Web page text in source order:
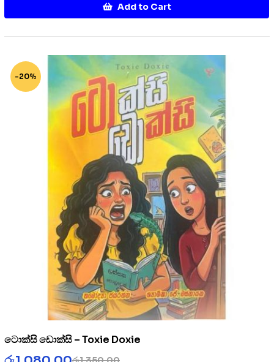
Add to Cart
-20%
ටොක්සි ඩොක්සි – Toxie Doxie